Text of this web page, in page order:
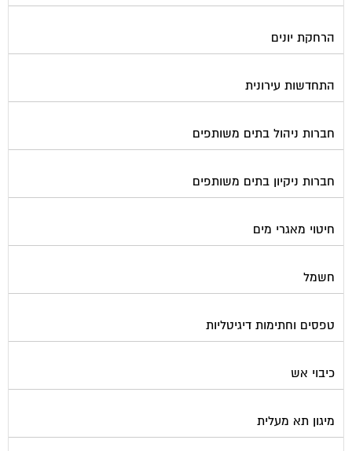
הרחקת יונים
התחדשות עירונית
חברות ניהול בתים משותפים
חברות ניקיון בתים משותפים
חיטוי מאגרי מים
חשמל
טפסים וחתימות דיגיטליות
כיבוי אש
מיגון תא מעלית